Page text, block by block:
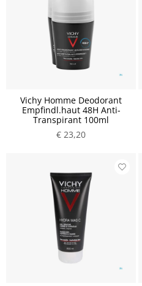
Vichy Homme Deodorant
Empfindl.haut 48H Anti-
Transpirant 100ml
€ 23,20